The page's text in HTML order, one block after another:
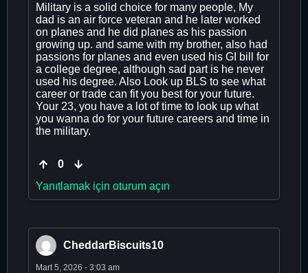
Military is a solid choice for many people, My
dad is an air force veteran and he later worked
on planes and he did planes as his passion
growing up. and same with my brother, also had
passions for planes and even used his GI bill for
a college degree, although sad part is he never
used his degree. Also Look up BLS to see what
career or trade can fit you best for your future.
Your 23, you have a lot of time to look up what
you wanna do for your future careers and time in
the military.
0
Yanıtlamak için oturum açın
CheddarBiscuits10
Mart 5, 2026 - 3:03 am